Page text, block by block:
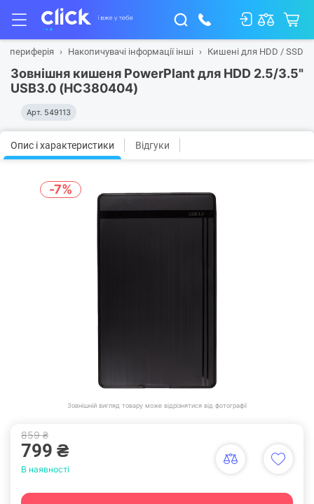
периферія Накопичувачі інформації інші Кишені для HDD / SSD
Зовнішня кишеня PowerPlant для HDD 2.5/3.5"
USB3.0 (HC380404)
Арт. 549113
Опис і характеристики Відгуки
-7%
Зовнішній вигляд товару може відрізнятися від фотографії
859 ₴
799 ₴
В наявності